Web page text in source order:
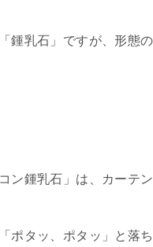
鍾乳石」ですが、形態
ン鍾乳石」は、カーテ
ポタッ、ポタッ」と落